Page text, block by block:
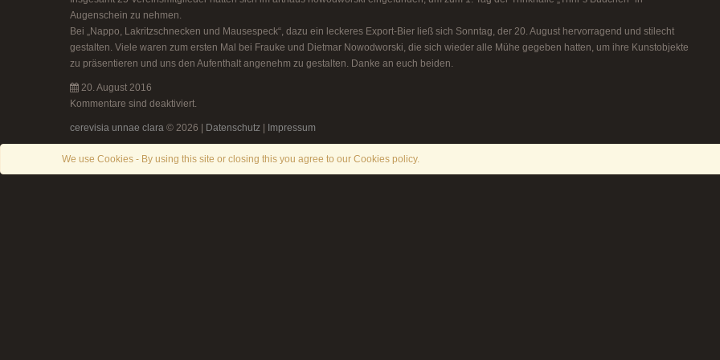
Augenschein zu nehmen.
Bei „Nappo, Lakritzschnecken und Mausespeck“, dazu ein leckeres Export-Bier ließ sich Sonntag, der 20. August hervorragend und stilecht
gestalten. Viele waren zum ersten Mal bei Frauke und Dietmar Nowodworski, die sich wieder alle Mühe gegeben hatten, um ihre Kunstobjekte
zu präsentieren und uns den Aufenthalt angenehm zu gestalten. Danke an euch beiden.
20. August 2016
Kommentare sind deaktiviert.
cerevisia unnae clara © 2026 | Datenschutz | Impressum
We use Cookies - By using this site or closing this you agree to our Cookies policy.